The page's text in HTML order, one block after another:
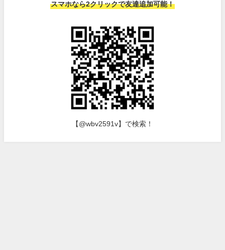
スマホなら2クリックで友達追加可能！
【@wbv2591v】で検索！